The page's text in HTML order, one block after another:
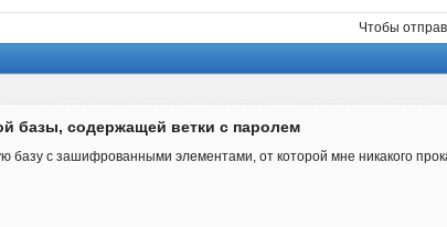
Чтобы
базы, содержащей ветки с паролем
базу с зашифрованными элементами, от которой мне никакого